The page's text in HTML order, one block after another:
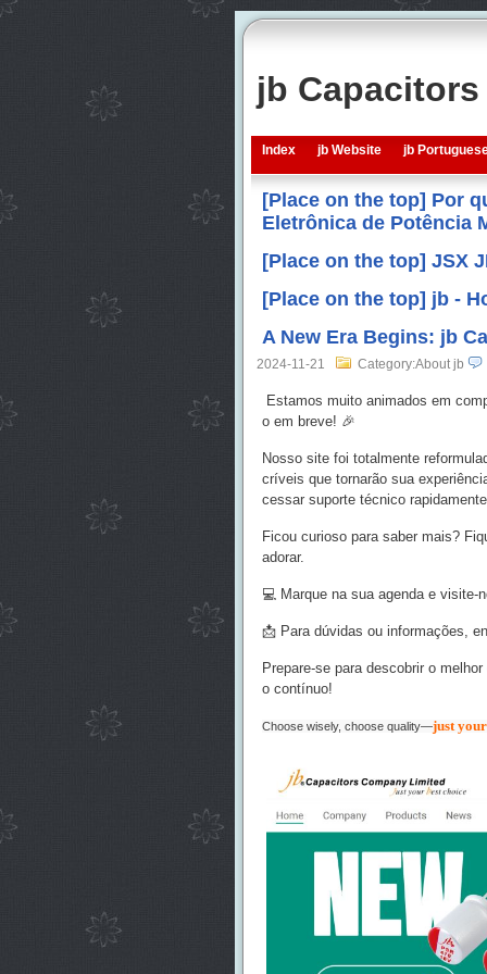
jb
Index jb Website jb
[Place on the top] Por
Eletrônica de Potência
[Place on the top] JSX
[Place on the top] jb -
A New Era Begins: jb
2024-11-21 Category:About jb
Estamos muito animados em
o em breve! 🎉
Nosso site foi totalmente
críveis que tornarão sua
cessar suporte técnico
Ficou curioso para saber mais?
adorar.
💻 Marque na sua agenda e visite-
📩 Para dúvidas ou informações,
Prepare-se para descobrir o melhor
o contínuo!
Choose wisely, choose quality—just your